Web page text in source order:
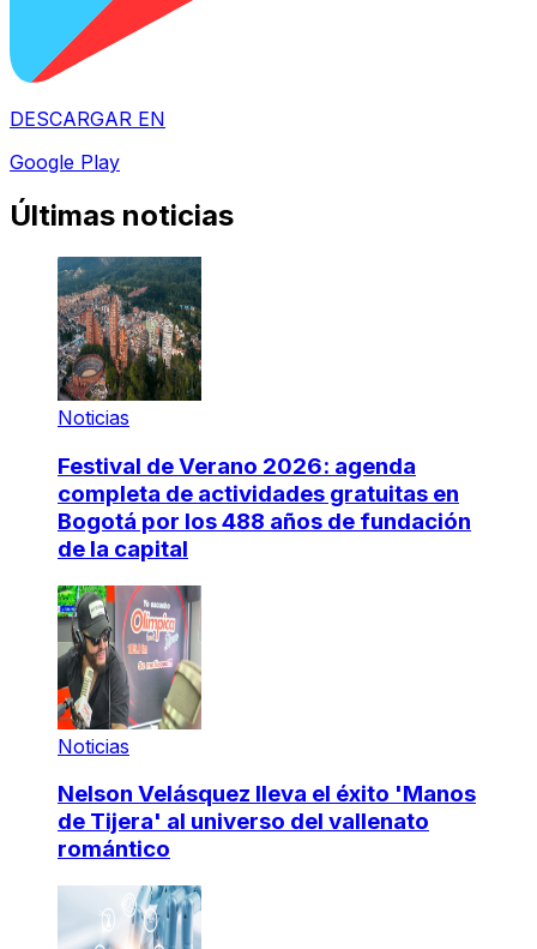
DESCARGAR EN
Google Play
Últimas noticias
Noticias
Festival de Verano 2026: agenda
completa de actividades gratuitas en
Bogotá por los 488 años de fundación
de la capital
Noticias
Nelson Velásquez lleva el éxito 'Manos
de Tijera' al universo del vallenato
romántico